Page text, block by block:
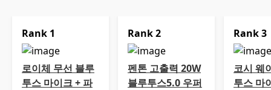
Rank 1
로이체 무선 블루
투스 마이크 + 파
Rank2
펜톤 고출력 20W
블루투스5.0 우퍼
Rank3
코시 웨
투스 마